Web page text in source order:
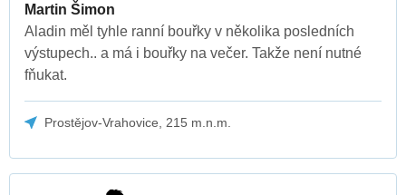
Martin Šimon
Aladin měl tyhle ranní bouřky v několika posledních
výstupech.. a má i bouřky na večer. Takže není nutné
fňukat.
Prostějov-Vrahovice, 215 m.n.m.